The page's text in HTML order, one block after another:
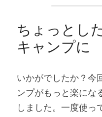
ちょっとし
キャンプに
いかがでしたか？今
ンプがもっと楽にな
しました。一度使っ